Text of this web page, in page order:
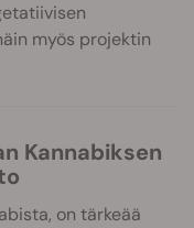
myös projektin
on tärkeää